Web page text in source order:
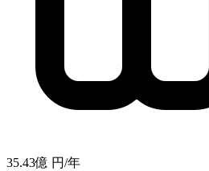
35.43億 円/年